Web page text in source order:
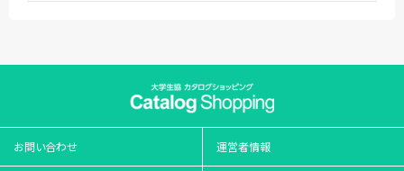
お問い合わせ 運営者情報